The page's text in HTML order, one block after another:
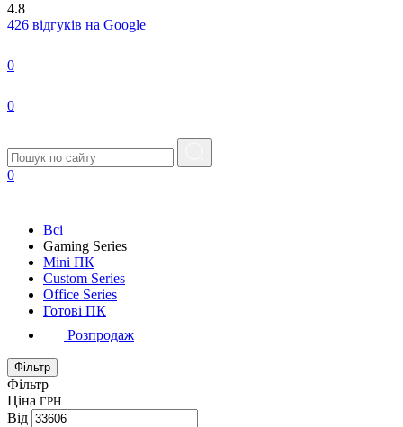
4.8
426 відгуків на Google
0
0
0
Всі
Gaming Series
Mini ПК
Custom Series
Office Series
Готові ПК
Розпродаж
Фільтр
Фільтр
Ціна ГРН
Від